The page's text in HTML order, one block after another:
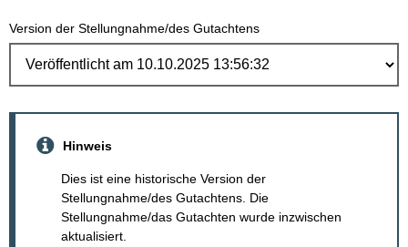
Version der Stellungnahme/des Gutachtens
Hinweis
Dies ist eine historische Version der
Stellungnahme/des Gutachtens. Die
Stellungnahme/das Gutachten wurde inzwischen
aktualisiert.